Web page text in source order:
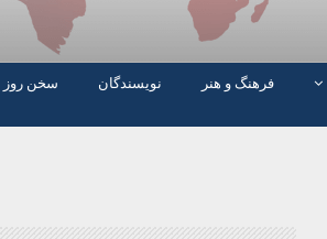
فرهنگ و هنر نویسندگان
سخن روز